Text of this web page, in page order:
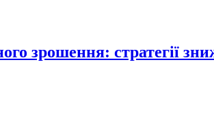
зрошення: стратегії